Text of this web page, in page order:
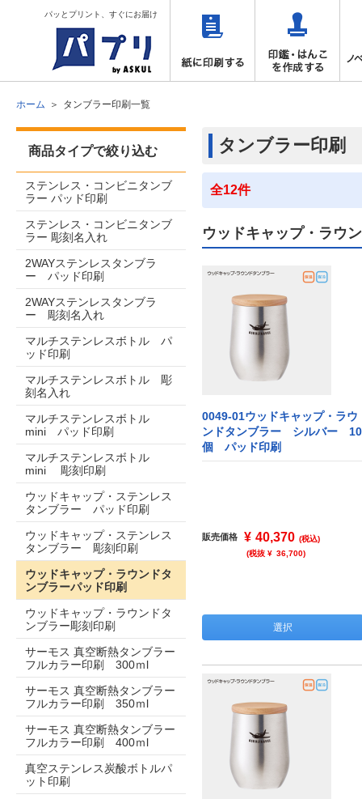
パッとプリント、すぐにお届け
ホーム タンブラー印刷一覧
タンブラー印刷
全12件
ウッドキャップ・ラウ
0049-01ウッドキャップ・ラウ
ンドタンブラー シルバー 10
個 パッド印刷
販売価格 ¥ 40,370 (税込)
(税抜 ¥ 36,700)
選択
商品タイプで絞り込む
ステンレス・コンビニタンブ
ラー パッド印刷
ステンレス・コンビニタンブ
ラー 彫刻名入れ
2WAYステンレスタンブラ
ー パッド印刷
2WAYステンレスタンブラ
ー 彫刻名入れ
マルチステンレスボトル パ
ッド印刷
マルチステンレスボトル 彫
刻名入れ
マルチステンレスボトル
mini パッド印刷
マルチステンレスボトル
mini 彫刻印刷
ウッドキャップ・ステンレス
タンブラー パッド印刷
ウッドキャップ・ステンレス
タンブラー 彫刻印刷
ウッドキャップ・ラウンドタ
ンブラーパッド印刷
ウッドキャップ・ラウンドタ
ンブラー彫刻印刷
サーモス 真空断熱タンブラー
フルカラー印刷 300ｍl
サーモス 真空断熱タンブラー
フルカラー印刷 350ｍl
サーモス 真空断熱タンブラー
フルカラー印刷 400ｍl
真空ステンレス炭酸ボトルパ
ット印刷